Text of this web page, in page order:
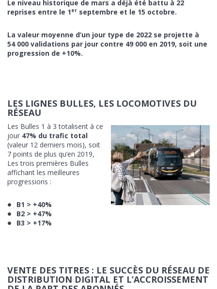
Le niveau historique de mars a déjà été battu à 22
reprises entre le 1er septembre et le 15 octobre.
La valeur moyenne d’un jour type de 2022 se projette à
54 000 validations par jour contre 49 000 en 2019, soit une
progression de +10%.
LES LIGNES BULLES, LES LOCOMOTIVES DU
RÉSEAU
Les Bulles 1 à 3 totalisent à ce
jour 47% du trafic total
(valeur 12 derniers mois), soit
7 points de plus qu’en 2019,
Les trois premières Bulles
affichant les meilleures
progressions :
B1 > +40%
B2 > +47%
B3 > +17%
VENTE DES TITRES : LE SUCCÈS DU RÉSEAU DE
DISTRIBUTION DIGITAL ET L’ACCROISSEMENT